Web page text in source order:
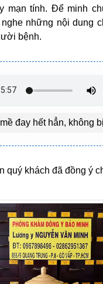
mạn tính. Để minh
những nội dung
bệnh.
đay hết hẳn, không
quý khách đã đồng ý